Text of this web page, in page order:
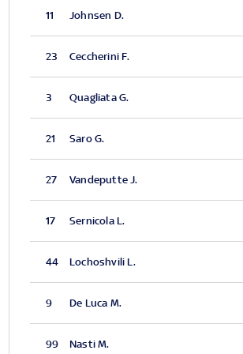
11 Johnsen D.
23 Ceccherini F.
3 Quagliata G.
21 Saro G.
27 Vandeputte J.
17 Sernicola L.
44 Lochoshvili L.
9 De Luca M.
99 Nasti M.